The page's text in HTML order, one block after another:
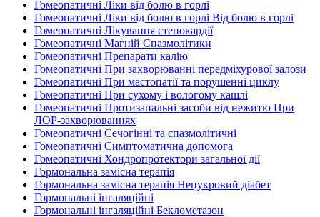
Гомеопатичні Ліки від болю в горлі
Гомеопатичні Ліки від болю в горлі Від болю в горлі
Гомеопатичні Лікування стенокардії
Гомеопатичні Магній Спазмолітики
Гомеопатичні Препарати калію
Гомеопатичні При захворюванні передміхурової залози
Гомеопатичні При мастопатії та порушенні циклу
Гомеопатичні При сухому і вологому кашлі
Гомеопатичні Протизапальні засоби від нежитю При
ЛОР-захворюваннях
Гомеопатичні Сечогінні та спазмолітичні
Гомеопатичні Симптоматична допомога
Гомеопатичні Хондропротектори загальної дії
Гормональна замісна терапія
Гормональна замісна терапія Нецукровий діабет
Гормональні інгаляційні
Гормональні інгаляційні Беклометазон